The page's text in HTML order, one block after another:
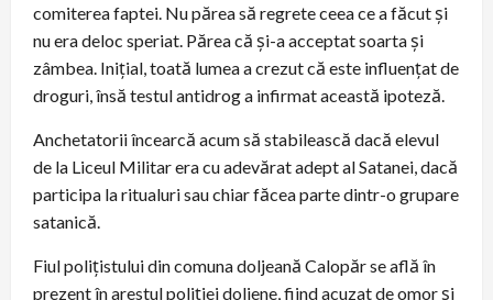
comiterea faptei. Nu părea să regrete ceea ce a făcut și
nu era deloc speriat. Părea că și-a acceptat soarta și
zâmbea. Inițial, toată lumea a crezut că este influențat de
droguri, însă testul antidrog a infirmat această ipoteză.
Anchetatorii încearcă acum să stabilească dacă elevul
de la Liceul Militar era cu adevărat adept al Satanei, dacă
participa la ritualuri sau chiar făcea parte dintr-o grupare
satanică.
Fiul polițistului din comuna doljeană Calopăr se află în
prezent în arestul poliției doljene, fiind acuzat de omor și